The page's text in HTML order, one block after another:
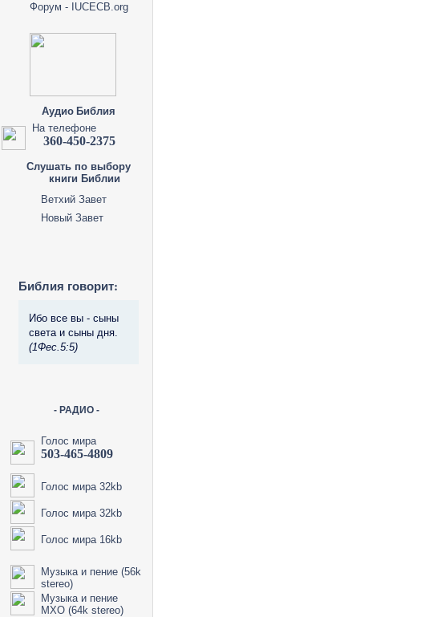
Форум - IUCECB.org
Аудио Библия
На телефоне
360-450-2375
Слушать по выбору
книги Библии
Ветхий Завет
Новый Завет
Библия говорит:
Ибо все вы - сыны
света и сыны дня.
(1Феc.5:5)
- РАДИО -
Голос мира
503-465-4809
Голос мира 32kb
Голос мира 32kb
Голос мира 16kb
Музыка и пение (56k
stereo)
Музыка и пение
МХО (64k stereo)